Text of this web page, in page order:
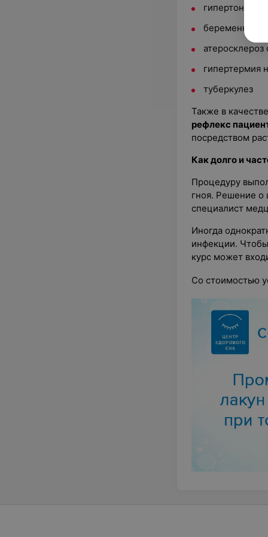
гипертония
атеросклероз
гипертермия
туберкулез
Также в
рефлекс
посредством
Как долго и
Процедуру
гноя. Решение о
специалист
Иногда
инфекции.
курс может
Со стоимостью